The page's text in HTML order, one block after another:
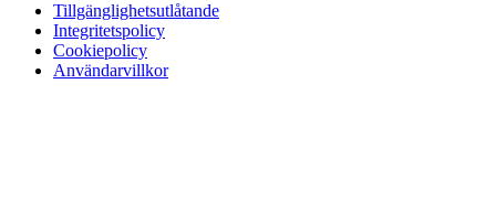
Tillgänglighetsutlåtande
Integritetspolicy
Cookiepolicy
Användarvillkor